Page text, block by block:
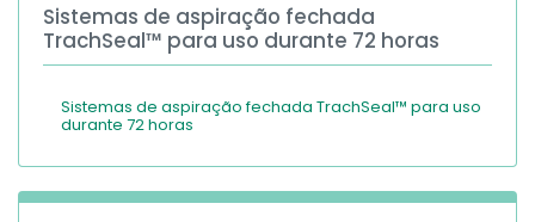
Sistemas de aspiração fechada
TrachSeal™ para uso durante 72 horas
Sistemas de aspiração fechada TrachSeal™ para uso
durante 72 horas